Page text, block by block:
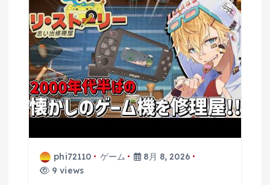
phi72110 ゲーム
8月 8, 2026
9 views